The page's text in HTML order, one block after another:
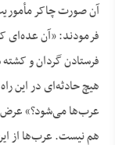
آن صورت چاکر مأموریت
فرمودند: «آن عده‌ای
فرستادن گردان و
هیچ حادثه‌ای در این
عرب‌ها می‌شود؟» عرض
هم نیست. عرب‌ها از